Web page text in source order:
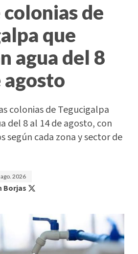
colonias de
que
agua del 8
agosto
colonias de Tegucigalpa
del 8 al 14 de agosto, con
según cada zona y sector de
2026
Borjas